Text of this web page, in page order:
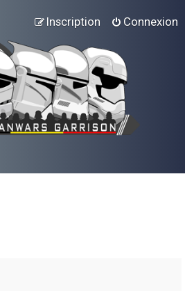
Connexion
Inscription